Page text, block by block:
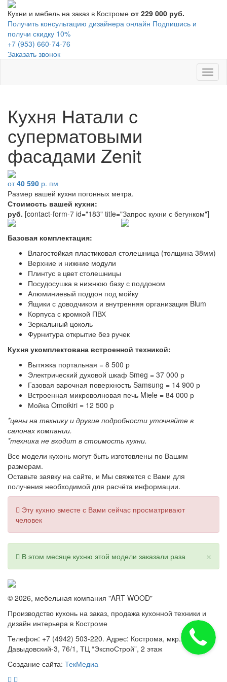
Кухни и мебель на заказ в Костроме от 229 000 руб.
Получить консультацию дизайнера онлайн Подпишись и
получи скидку 10%
+7 (953) 660-74-76
Заказать звонок
Кухня Натали с
суперматовыми
фасадами Zenit
от40 590 р. пм
Размер вашей кухни погонных метра.
Стоимость вашей кухни:
руб. [contact-form-7 id="183" title="Запрос кухни с бегунком"]
Базовая комплектация:
Влагостойкая пластиковая столешница (толщина 38мм)
Верхние и нижние модули
Плинтус в цвет столешницы
Посудосушка в нижнюю базу с поддоном
Алюминиевый поддон под мойку
Ящики с доводчиком и внутренняя организация Blum
Корпуса с кромкой ПВХ
Зеркальный цоколь
Фурнитура открытие без ручек
Кухня укомплектована встроенной техникой:
Вытяжка портальная = 8 500 р
Электрический духовой шкаф Smeg = 37 000 р
Газовая варочная поверхность Samsung = 14 900 р
Встроенная микроволновая печь Miele = 84 000 р
Мойка Omoikiri = 12 500 р
*цены на технику и другие подробности уточняйте в
салонах компании.
*техника не входит в стоимость кухни.
Все модели кухонь могут быть изготовлены по Вашим
размерам.
Оставьте заявку на сайте, и Мы свяжется с Вами для
получения необходимой для расчёта информации.
Эту кухню вместе с Вами сейчас просматривают
человек
×
В этом месяце кухню этой модели заказали раза
© 2026, мебельная компания "ART WOOD"
Производство кухонь на заказ, продажа кухонной техники и
дизайн интерьера в Костроме
Телефон: +7 (4942) 503-220. Адрес: Кострома, мкр.
Давыдовский-3, 76/1, ТЦ “ЭкспоСтрой”, 2 этаж
Создание сайта: ТекМедиа